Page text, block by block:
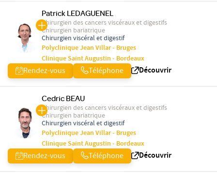
Patrick LEDAGUENEL
Chirurgien des cancers viscéraux et digestifs
Chirurgien bariatrique
Chirurgien viscéral et digestif
Polyclinique Jean Villar - Bruges
Clinique Saint Augustin - Bordeaux
Rendez-vous Téléphone Découvrir
Cedric BEAU
Chirurgien des cancers viscéraux et digestifs
Chirurgien bariatrique
Chirurgien viscéral et digestif
Polyclinique Jean Villar - Bruges
Clinique Saint Augustin - Bordeaux
Rendez-vous Téléphone Découvrir